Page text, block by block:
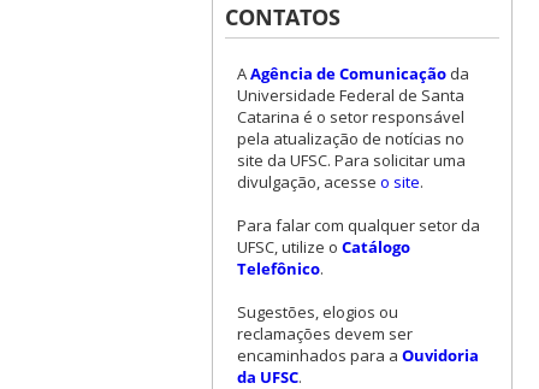
CONTATOS
AAgência de Comunicaçãoda
Universidade Federal de Santa
Catarina é o setor responsável
pela atualização de notícias no
site da UFSC. Para solicitar uma
divulgação, acesse o site.
Para falar com qualquer setor da
UFSC, utilize o Catálogo
Telefônico.
Sugestões, elogios ou
reclamações devem ser
encaminhados para a Ouvidoria
da UFSC.